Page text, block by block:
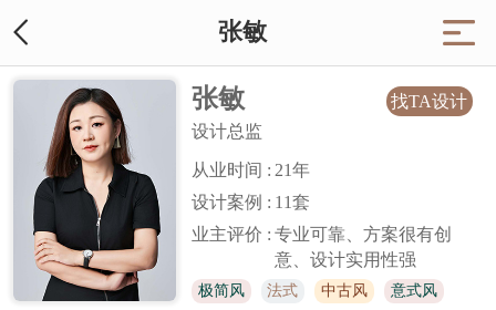
张敏
张敏
设计总监
从业时间 : 21年
设计案例 : 11套
业主评价 : 专业可靠、方案很有创
意、设计实用性强
极简风 法式 中古风 意式风
找TA设计